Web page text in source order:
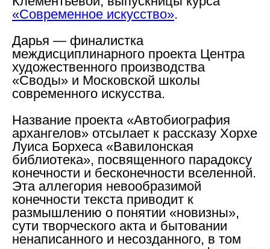
«Современное искусство».
Дарья — финалистка
междисциплинарного проекта Центра
художественного производства
«Своды» и Московской школы
современного искусства.
Название проекта «Автобиография
архангелов» отсылает к рассказу Хорхе
Луиса Борхеса «Вавилонская
библиотека», посвященного парадоксу
конечности и бесконечности вселенной.
Эта аллегория невообразимой
конечности текста приводит к
размышлению о понятии «новизны»,
сути творческого акта и бытовании
ненаписанного и несозданного, в том